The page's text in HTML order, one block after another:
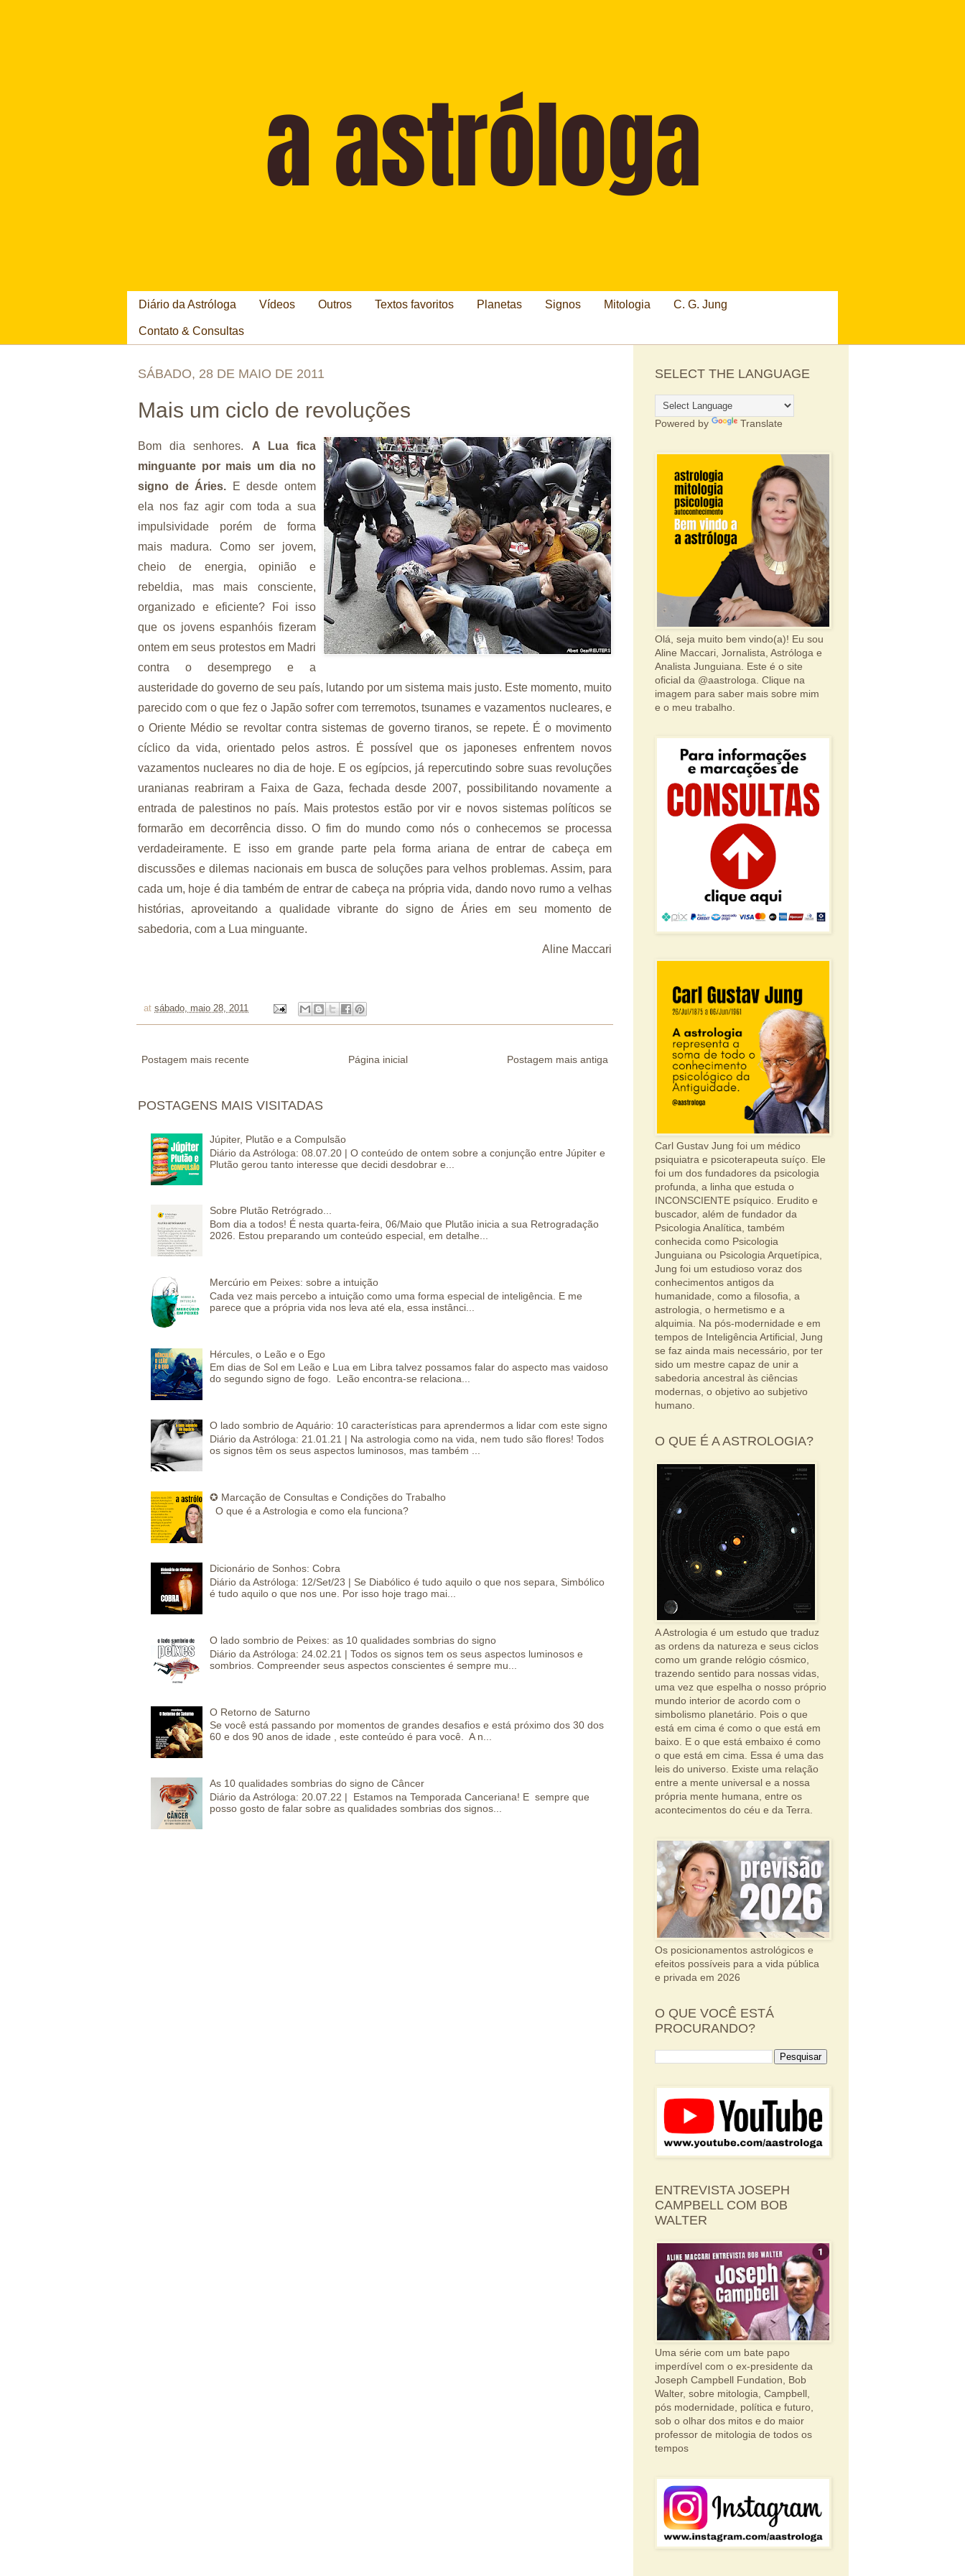
Diário da Astróloga Vídeos Outros Textos favoritos Planetas Signos Mitologia C. G. Jung
Contato & Consultas
SÁBADO, 28 DE MAIO DE 2011
Mais um ciclo de revoluções
Bom dia senhores. A Lua fica
minguante por mais um dia no
signo de Áries. E desde ontem
ela nos faz agir com toda a sua
impulsividade porém de forma
mais madura. Como ser jovem,
cheio de energia, opinião e
rebeldia, mas mais consciente,
organizado e eficiente? Foi isso
que os jovens espanhóis fizeram
ontem em seus protestos em Madri
contra o desemprego e a
austeridade do governo de seu país, lutando por um sistema mais justo. Este momento, muito
parecido com o que fez o Japão sofrer com terremotos, tsunames e vazamentos nucleares, e
o Oriente Médio se revoltar contra sistemas de governo tiranos, se repete. É o movimento
cíclico da vida, orientado pelos astros. É possível que os japoneses enfrentem novos
vazamentos nucleares no dia de hoje. E os egípcios, já repercutindo sobre suas revoluções
uranianas reabriram a Faixa de Gaza, fechada desde 2007, possibilitando novamente a
entrada de palestinos no país. Mais protestos estão por vir e novos sistemas políticos se
formarão em decorrência disso. O fim do mundo como nós o conhecemos se processa
verdadeiramente. E isso em grande parte pela forma ariana de entrar de cabeça em
discussões e dilemas nacionais em busca de soluções para velhos problemas. Assim, para
cada um, hoje é dia também de entrar de cabeça na própria vida, dando novo rumo a velhas
histórias, aproveitando a qualidade vibrante do signo de Áries em seu momento de
sabedoria, com a Lua minguante.
Aline Maccari
at sábado, maio 28, 2011
Postagem mais recente Postagem mais antiga
Página inicial
POSTAGENS MAIS VISITADAS
Júpiter, Plutão e a Compulsão
Diário da Astróloga: 08.07.20 | O conteúdo de ontem sobre a conjunção entre Júpiter e
Plutão gerou tanto interesse que decidi desdobrar e...
Sobre Plutão Retrógrado...
Bom dia a todos! É nesta quarta-feira, 06/Maio que Plutão inicia a sua Retrogradação
2026. Estou preparando um conteúdo especial, em detalhe...
Mercúrio em Peixes: sobre a intuição
Cada vez mais percebo a intuição como uma forma especial de inteligência. E me
parece que a própria vida nos leva até ela, essa instânci...
Hércules, o Leão e o Ego
Em dias de Sol em Leão e Lua em Libra talvez possamos falar do aspecto mas vaidoso
do segundo signo de fogo. Leão encontra-se relaciona...
O lado sombrio de Aquário: 10 características para aprendermos a lidar com este signo
Diário da Astróloga: 21.01.21 | Na astrologia como na vida, nem tudo são flores! Todos
os signos têm os seus aspectos luminosos, mas também ...
✪ Marcação de Consultas e Condições do Trabalho
O que é a Astrologia e como ela funciona?
Dicionário de Sonhos: Cobra
Diário da Astróloga: 12/Set/23 | Se Diabólico é tudo aquilo o que nos separa, Simbólico
é tudo aquilo o que nos une. Por isso hoje trago mai...
O lado sombrio de Peixes: as 10 qualidades sombrias do signo
Diário da Astróloga: 24.02.21 | Todos os signos tem os seus aspectos luminosos e
sombrios. Compreender seus aspectos conscientes é sempre mu...
O Retorno de Saturno
Se você está passando por momentos de grandes desafios e está próximo dos 30 dos
60 e dos 90 anos de idade , este conteúdo é para você. A n...
As 10 qualidades sombrias do signo de Câncer
Diário da Astróloga: 20.07.22 | Estamos na Temporada Canceriana! E sempre que
posso gosto de falar sobre as qualidades sombrias dos signos...
SELECT THE LANGUAGE
Powered by Translate
Olá, seja muito bem vindo(a)! Eu sou
Aline Maccari, Jornalista, Astróloga e
Analista Junguiana. Este é o site
oficial da @aastrologa. Clique na
imagem para saber mais sobre mim
e o meu trabalho.
Carl Gustav Jung foi um médico
psiquiatra e psicoterapeuta suíço. Ele
foi um dos fundadores da psicologia
profunda, a linha que estuda o
INCONSCIENTE psíquico. Erudito e
buscador, além de fundador da
Psicologia Analítica, também
conhecida como Psicologia
Junguiana ou Psicologia Arquetípica,
Jung foi um estudioso voraz dos
conhecimentos antigos da
humanidade, como a filosofia, a
astrologia, o hermetismo e a
alquimia. Na pós-modernidade e em
tempos de Inteligência Artificial, Jung
se faz ainda mais necessário, por ter
sido um mestre capaz de unir a
sabedoria ancestral às ciências
modernas, o objetivo ao subjetivo
humano.
O QUE É A ASTROLOGIA?
A Astrologia é um estudo que traduz
as ordens da natureza e seus ciclos
como um grande relógio cósmico,
trazendo sentido para nossas vidas,
uma vez que espelha o nosso próprio
mundo interior de acordo com o
simbolismo planetário. Pois o que
está em cima é como o que está em
baixo. E o que está embaixo é como
o que está em cima. Essa é uma das
leis do universo. Existe uma relação
entre a mente universal e a nossa
própria mente humana, entre os
acontecimentos do céu e da Terra.
Os posicionamentos astrológicos e
efeitos possíveis para a vida pública
e privada em 2026
O QUE VOCÊ ESTÁ
PROCURANDO?
ENTREVISTA JOSEPH
CAMPBELL COM BOB
WALTER
Uma série com um bate papo
imperdível com o ex-presidente da
Joseph Campbell Fundation, Bob
Walter, sobre mitologia, Campbell,
pós modernidade, política e futuro,
sob o olhar dos mitos e do maior
professor de mitologia de todos os
tempos